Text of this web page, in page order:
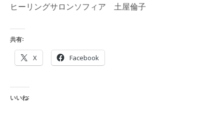
ヒーリングサロンソフィア 土屋倫子
共有:
X Facebook
いいね: